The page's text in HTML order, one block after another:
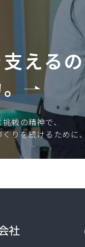
えるの
戦の精神で、
りを続けるために